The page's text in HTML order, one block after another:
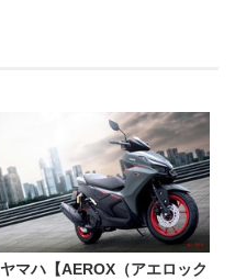
ヤマハ【AEROX（アエロック